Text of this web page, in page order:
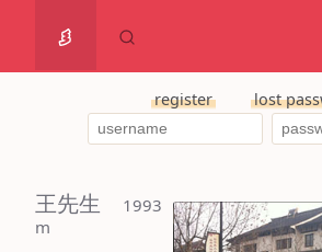
register lost
王先生
1993
m